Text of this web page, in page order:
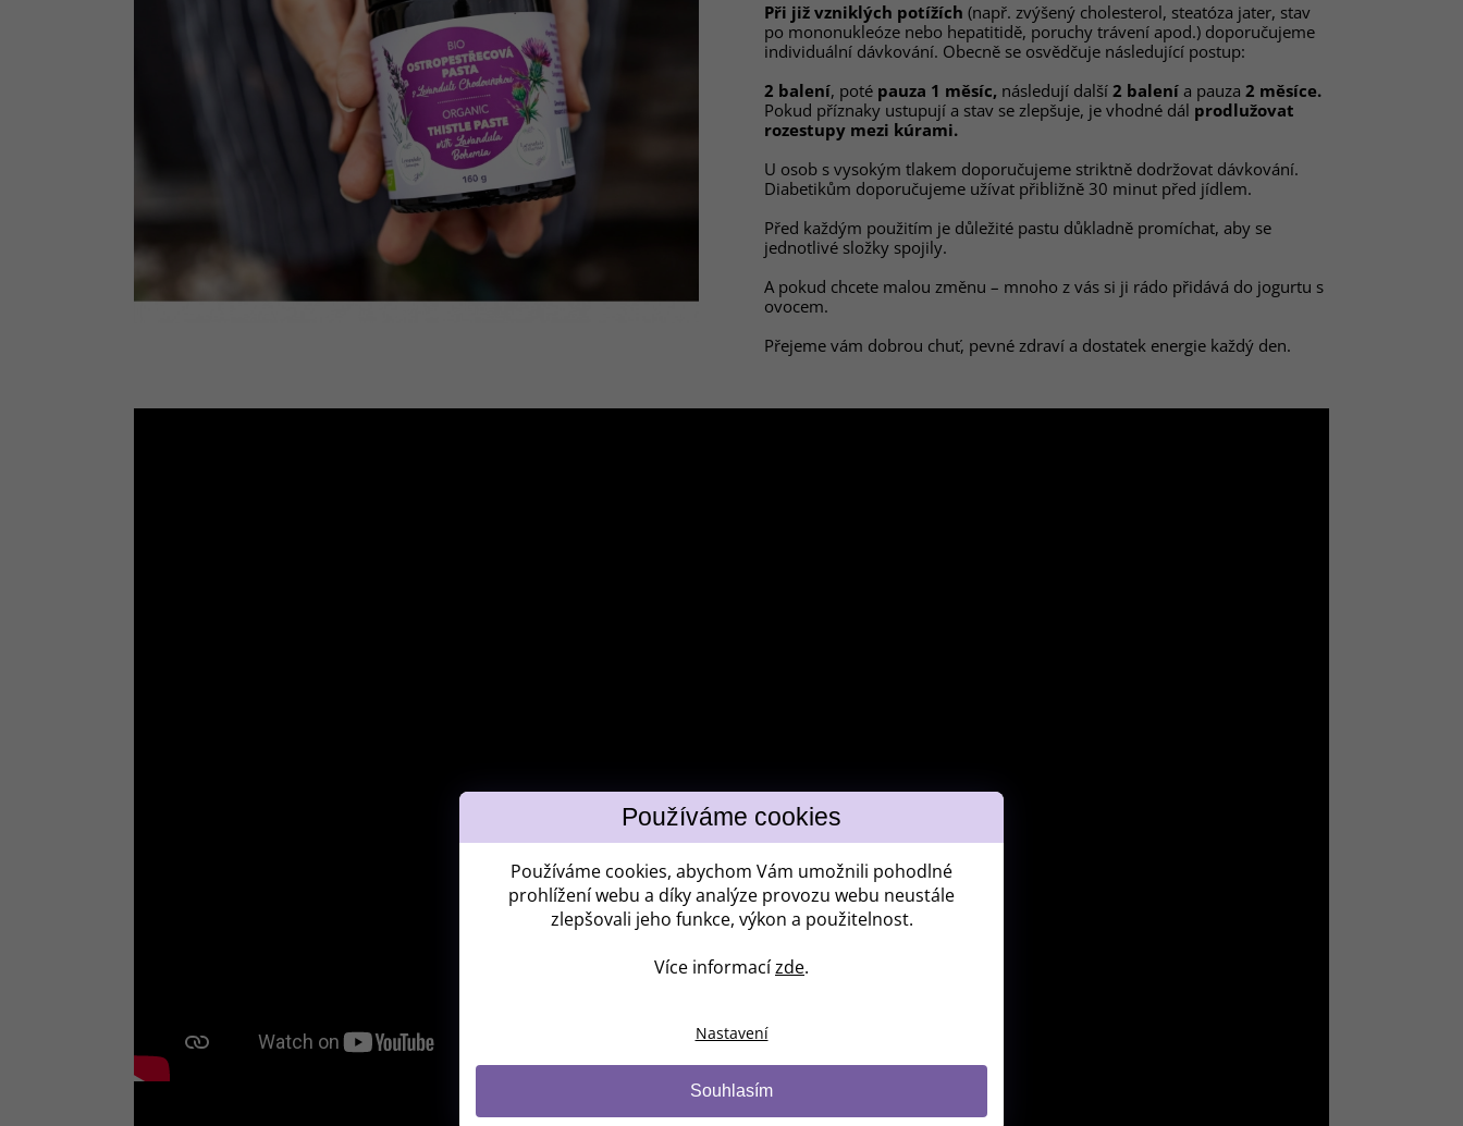
Používáme cookies, abychom Vám umožnili pohodlné
prohlížení webu a díky analýze provozu webu neustále
zlepšovali jeho funkce, výkon a použitelnost.
Více informacízde.
Nastavení
Souhlasím
Při již vzniklých potížích (např. zvýšený cholesterol, steatóza jater, stav
po mononukleóze nebo hepatitidě, poruchy trávení apod.) doporučujeme
individuální dávkování. Obecně se osvědčuje následující postup:
2 balení, poté pauza 1 měsíc, následují další 2 balení a pauza 2 měsíce.
Pokud příznaky ustupují a stav se zlepšuje, je vhodné dál prodlužovat
rozestupy mezi kúrami.
U osob s vysokým tlakem doporučujeme striktně dodržovat dávkování.
Diabetikům doporučujeme užívat přibližně 30 minut před jídlem.
Před každým použitím je důležité pastu důkladně promíchat, aby se
jednotlivé složky spojily.
A pokud chcete malou změnu – mnoho z vás si ji rádo přidává do jogurtu s
ovocem.
Přejeme vám dobrou chuť, pevné zdraví a dostatek energie každý den.